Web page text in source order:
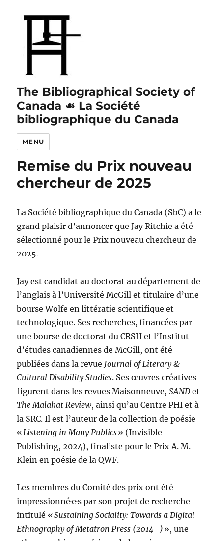
The Bibliographical Society of
Canada ☙ La Société
bibliographique du Canada
MENU
Remise du Prix nouveau
chercheur de 2025
La Société bibliographique du Canada (SbC) a le
grand plaisir d’annoncer que Jay Ritchie a été
sélectionné pour le Prix nouveau chercheur de
2025.
Jay est candidat au doctorat au département de
l’anglais à l’Université McGill et titulaire d’une
bourse Wolfe en littératie scientifique et
technologique. Ses recherches, financées par
une bourse de doctorat du CRSH et l’Institut
d’études canadiennes de McGill, ont été
publiées dans la revue Journal of Literary &
Cultural Disability Studies. Ses œuvres créatives
figurent dans les revues Maisonneuve,SAND et
The Malahat Review, ainsi qu’au Centre PHI et à
la SRC. Il est l’auteur de la collection de poésie
«Listening in Many Publics» (Invisible
Publishing, 2024), finaliste pour le Prix A. M.
Klein en poésie de la QWF.
Les membres du Comité des prix ont été
impressionné·e·s par son projet de recherche
intitulé «Sustaining Sociality: Towards a Digital
Ethnography of Metatron Press (2014–) », une